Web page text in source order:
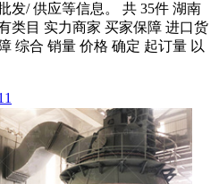
发/ 供应等信息。 共 35件 湖南
类目 实力商家 买家保障 进口货
综合 销量 价格 确定 起订量 以